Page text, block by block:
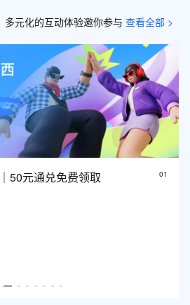
元化的互动体验邀你参与 查看全部 >
50元通兑免费领取 01